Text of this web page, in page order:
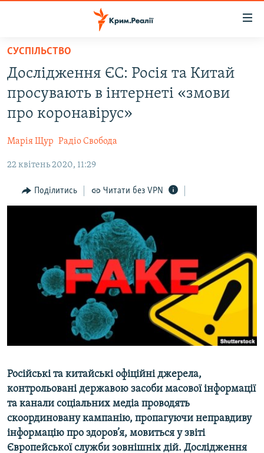
Перейти
основного
матеріалу
Перейти
до
основної
навігації
Перейти
пошуку
ВОДА.КРИМ
ВІДЕО ТА ФОТО
БЛОГИ
ПОГЛЯД
ІНТЕРВ'Ю
СПЕЦПРОЕКТИ
ВІДЕОУРОКИ «ELIFBE»
СВІДЧЕННЯ ОКУПАЦІЇ
УКРАЇНСЬКА ПРОБЛЕМА КРИМУ
ЯК ОБІЙТИ БЛОКУВАННЯ
Русский
Усі сайти RFE/RL
СУСПІЛЬСТВО
Дослідження ЄС: Росія та Китай
просувають в інтернеті «змови
про коронавірус»
Марія Щур Радіо Свобода
22 квітень 2020, 11:29
Поділитись Читати без VPN
Російські та китайські офіційні джерела,
контрольовані державою засоби масової інформації
та канали соціальних медіа проводять
скоординовану кампанію, пропагуючи неправдиву
інформацію про здоров’я, мовиться у звіті
Європейської служби зовнішніх дій. Дослідження